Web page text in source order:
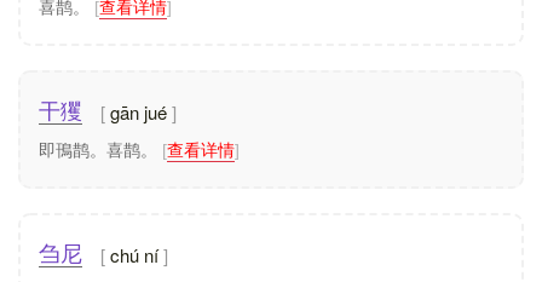
喜鹊。 [查看详情]
干玃 gān jué
即鳱鹊。喜鹊。 [查看详情]
刍尼 chú ní